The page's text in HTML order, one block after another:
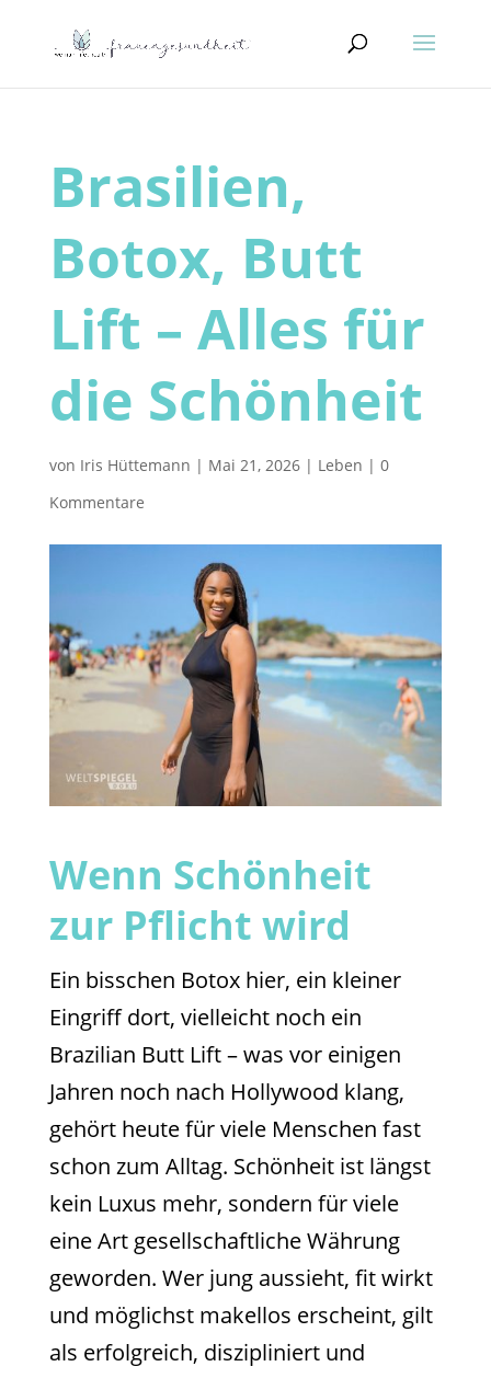
Brasilien,
Botox, Butt
Lift – Alles für
die Schönheit
von Iris Hüttemann | Mai 21, 2026| Leben | 0
Kommentare
Wenn Schönheit
zur Pflicht wird
Ein bisschen Botox hier, ein kleiner
Eingriff dort, vielleicht noch ein
Brazilian Butt Lift – was vor einigen
Jahren noch nach Hollywood klang,
gehört heute für viele Menschen fast
schon zum Alltag. Schönheit ist längst
kein Luxus mehr, sondern für viele
eine Art gesellschaftliche Währung
geworden. Wer jung aussieht, fit wirkt
und möglichst makellos erscheint, gilt
als erfolgreich, diszipliniert und